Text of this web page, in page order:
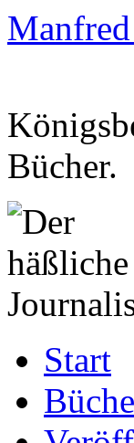
Bücher.
Inhalt
springenStart